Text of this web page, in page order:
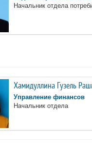
Начальник отдела
Хамидуллина Гузель
Управление финансов
Начальник отдела